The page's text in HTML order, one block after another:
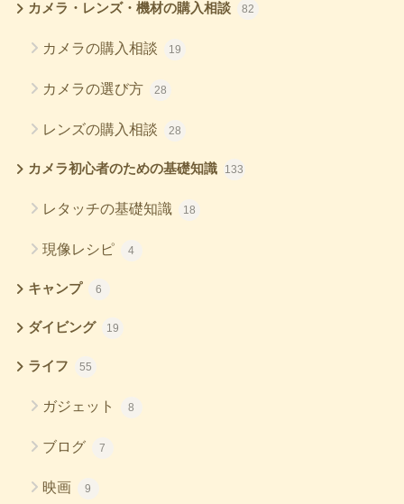
カメラ・レンズ・機材の購入相談 82
カメラの購入相談 19
カメラの選び方 28
レンズの購入相談 28
カメラ初心者のための基礎知識 133
レタッチの基礎知識 18
現像レシピ 4
キャンプ 6
ダイビング 19
ライフ 55
ガジェット 8
ブログ 7
映画 9